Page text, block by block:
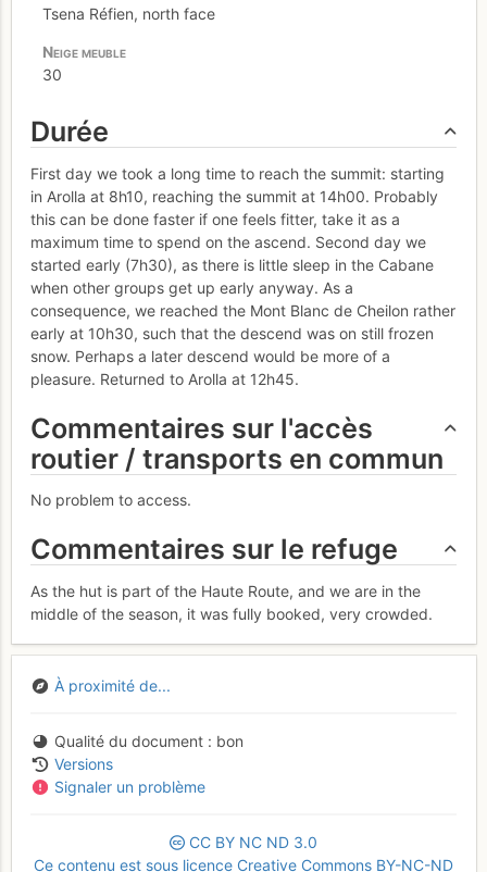
Tsena Réfien, north face
30
Durée
First day we took a long time to reach the summit: starting
in Arolla at 8h10, reaching the summit at 14h00. Probably
this can be done faster if one feels fitter, take it as a
maximum time to spend on the ascend. Second day we
started early (7h30), as there is little sleep in the Cabane
when other groups get up early anyway. As a
consequence, we reached the Mont Blanc de Cheilon rather
early at 10h30, such that the descend was on still frozen
snow. Perhaps a later descend would be more of a
pleasure. Returned to Arolla at 12h45.
Commentaires sur l'accès
routier / transports en commun
No problem to access.
Commentaires sur le refuge
As the hut is part of the Haute Route, and we are in the
middle of the season, it was fully booked, very crowded.
À proximité de...
Qualité du document
bon
Versions
Signaler un problème
CC BY NC ND 3.0
Ce contenu est sous licence Creative Commons BY-NC-ND